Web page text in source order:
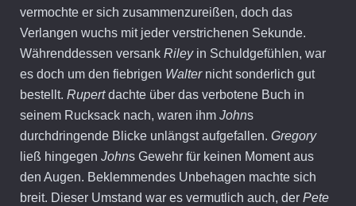
vermochte er sich zusammenzureißen, doch das
Verlangen wuchs mit jeder verstrichenen Sekunde.
Währenddessen versank Rileyin Schuldgefühlen, war
es doch um den fiebrigen Walternicht sonderlich gut
bestellt. Rupertdachte über das verbotene Buch in
seinem Rucksack nach, waren ihm Johns
durchdringende Blicke unlängst aufgefallen. Gregory
ließ hingegen Johns Gewehr für keinen Moment aus
den Augen. Beklemmendes Unbehagen machte sich
breit. Dieser Umstand war es vermutlich auch, der Pete